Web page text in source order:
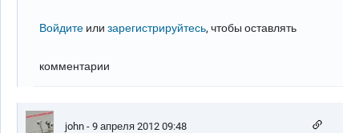
Войдите илизарегистрируйтесь, чтобы оставлять
комментарии
john - 9 апреля 2012 09:48